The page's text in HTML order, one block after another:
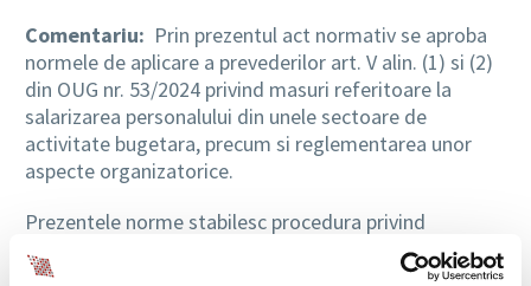
Comentariu: Prin prezentul act normativ se aproba
normele de aplicare a prevederilor art. V alin. (1) si (2)
din OUG nr. 53/2024 privind masuri referitoare la
salarizarea personalului din unele sectoare de
activitate bugetara, precum si reglementarea unor
aspecte organizatorice.
Prezentele norme stabilesc procedura privind
decontarea achizitiei de dispozitive de corectie
speciale, in limita sumei de 500 lei/persoana, de catre